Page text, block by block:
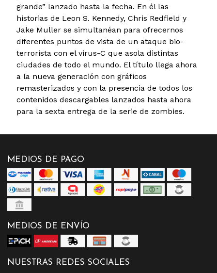
grande” lanzado hasta la fecha. En él las
historias de Leon S. Kennedy, Chris Redfield y
Jake Muller se simultanéan para ofrecernos
diferentes puntos de vista de un ataque bio-
terrorista con el virus-C que asola distintas
ciudades de todo el mundo. El título llega ahora
a la nueva generación con gráficos
remasterizados y con la presencia de todos los
contenidos descargables lanzados hasta ahora
para la sexta entrega de la serie de zombies.
MEDIOS DE PAGO
MEDIOS DE ENVÍO
NUESTRAS REDES SOCIALES